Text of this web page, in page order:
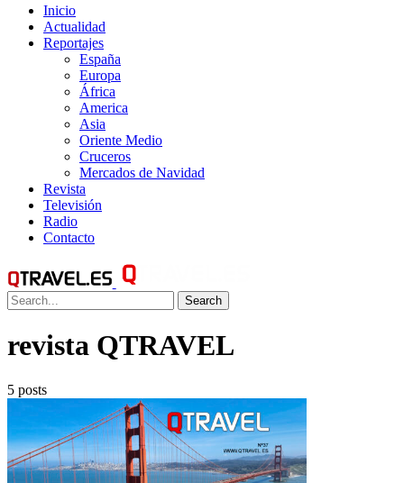
Inicio
Actualidad
Reportajes
España
Europa
África
America
Asia
Oriente Medio
Cruceros
Mercados de Navidad
Revista
Televisión
Radio
Contacto
Search
revista QTRAVEL
5 posts